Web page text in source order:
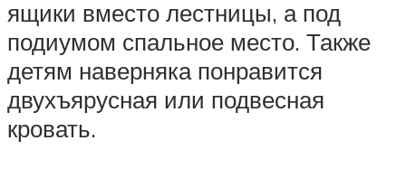
ящики вместо лестницы, а под
подиумом спальное место. Также
детям наверняка понравится
двухъярусная или подвесная
кровать.